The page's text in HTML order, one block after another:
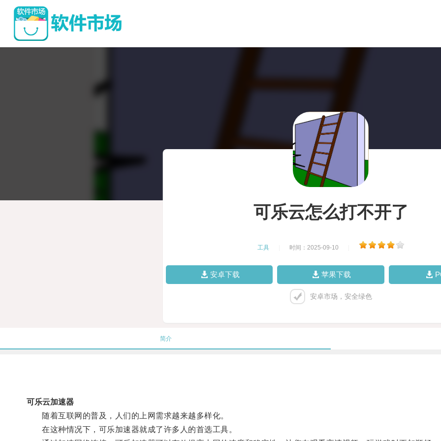
可乐云怎么打不开了
工具 时间：2025-09-10
安卓下载 苹果下载
安卓市场，安全绿色
简介
可乐云加速器
随着互联网的普及，人们的上网需求越来越多样化。
在这种情况下，可乐加速器就成了许多人的首选工具。